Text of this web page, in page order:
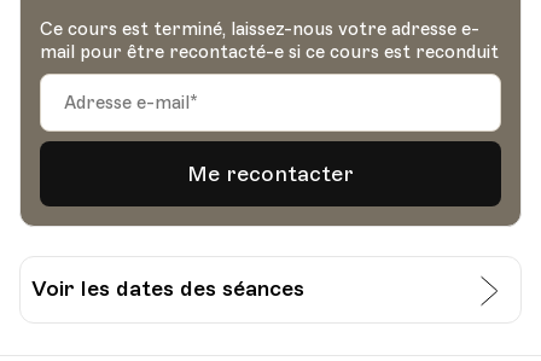
Ce cours est terminé, laissez-nous votre adresse e-
mail pour être recontacté-e si ce cours est reconduit
Voir les dates des séances